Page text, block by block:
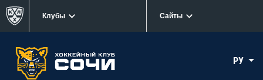
Клубы Сайты
РУ